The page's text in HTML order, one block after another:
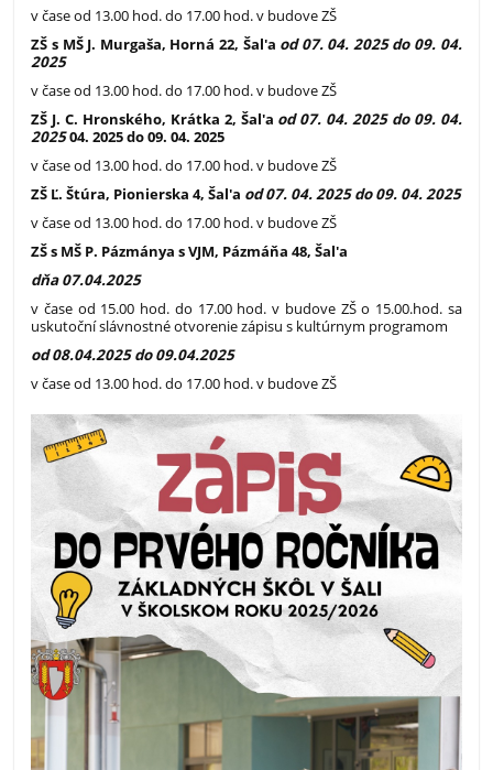
v čase od 13.00 hod. do 17.00 hod. v budove ZŠ
ZŠ s MŠ J. Murgaša, Horná 22, Šal'a od 07. 04. 2025 do 09. 04.
2025
v čase od 13.00 hod. do 17.00 hod. v budove ZŠ
ZŠ J. C. Hronského, Krátka 2, Šal'a od 07. 04. 2025 do 09. 04.
202504. 2025 do 09. 04. 2025
v čase od 13.00 hod. do 17.00 hod. v budove ZŠ
ZŠ Ľ. Štúra, Pionierska 4, Šal'a od 07. 04. 2025 do 09. 04. 2025
v čase od 13.00 hod. do 17.00 hod. v budove ZŠ
ZŠ s MŠ P. Pázmánya s VJM, Pázmáňa 48, Šal'a
dňa 07.04.2025
v čase od 15.00 hod. do 17.00 hod. v budove ZŠ o 15.00.hod. sa
uskutoční slávnostné otvorenie zápisu s kultúrnym programom
od 08.04.2025 do 09.04.2025
v čase od 13.00 hod. do 17.00 hod. v budove ZŠ